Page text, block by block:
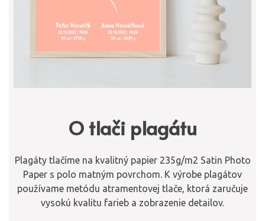
O tlači plagátu
Plagáty tlačíme na kvalitný papier 235g/m2 Satin Photo
Paper s polo matným povrchom. K výrobe plagátov
používame metódu atramentovej tlače, ktorá zaručuje
vysokú kvalitu farieb a zobrazenie detailov.